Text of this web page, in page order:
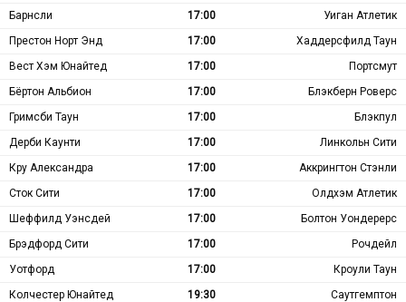
Барнсли
17:00
Уиган Атлетик
Престон Норт Энд
17:00
Хаддерсфилд Таун
Вест Хэм Юнайтед
17:00
Портсмут
Бёртон Альбион
17:00
Блэкберн Роверс
Гримсби Таун
17:00
Блэкпул
Дерби Каунти
17:00
Линкольн Сити
Кру Александра
17:00
Аккрингтон Стэнли
Сток Сити
17:00
Олдхэм Атлетик
Шеффилд Уэнсдей
17:00
Болтон Уондерерс
Брэдфорд Сити
17:00
Рочдейл
Уотфорд
17:00
Кроули Таун
Колчестер Юнайтед
19:30
Саутгемптон